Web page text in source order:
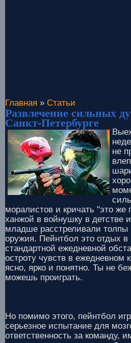
Главная » Статьи
Развлечение сильных
Санкт-Петербурге
не
моралистов и кричать "это же
ханжой в войнушку в детстве
младше расстреливали толпы
оружия. Пейнтбол это отдых в
стандартной ежедневной
остроту чувств в ежедневном
ясно, ярко и понятно. Ты не
можешь проиграть.
Но помимо этого, пейнтбол
серьезное испытание для
ответственность за команду,